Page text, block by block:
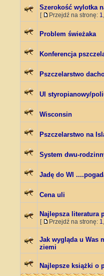
Szerokość wylotka
[ Przejdź na stronę: 1,
Problem świeżaka
Konferencja
Pszczelarstwo
Ul styropianowy/
Wisconsin
Pszczelarstwo na
System dwu-
Jadę do WI
Cena uli
Najlepsza literatura
[ Przejdź na stronę: 1,
Jak wygląda u Was
ziemi
Najlepsze książki o